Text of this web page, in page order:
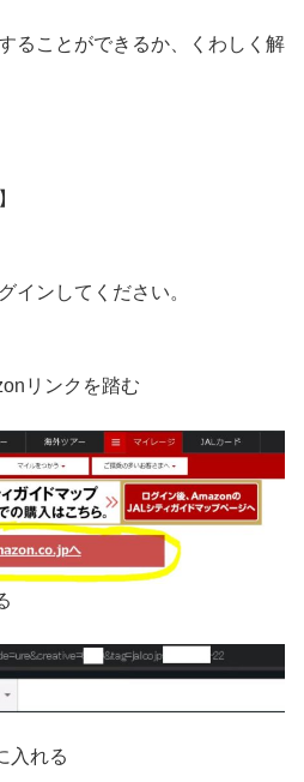
ることができるか、くわしく解
インしてください。
リンクを踏む
入れる